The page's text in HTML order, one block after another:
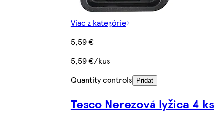
Viac z kategórie
5,59 €
5,59 €/kus
Quantity controls
Pridať
Tesco Nerezová lyžica 4 ks